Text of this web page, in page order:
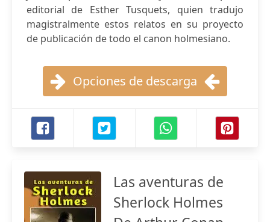
editorial de Esther Tusquets, quien tradujo
magistralmente estos relatos en su proyecto
de publicación de todo el canon holmesiano.
Opciones de descarga
Las aventuras de
Sherlock Holmes